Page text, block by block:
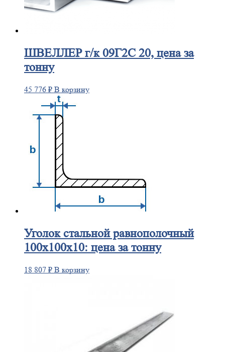
ШВЕЛЛЕРг/к 09Г2С 20, цена за
тонну
45 776 ₽ В корзину
Уголокстальной равнополочный
100х100х10: цена за тонну
18 807 ₽ В корзину